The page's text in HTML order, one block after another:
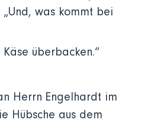
was kommt bei
überbacken.“
Herrn Engelhardt im
Hübsche aus dem